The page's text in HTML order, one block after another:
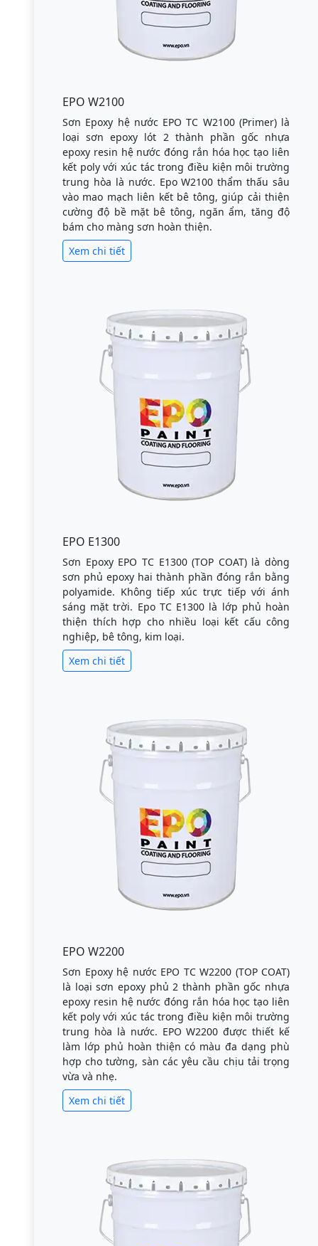
EPO W2100
Sơn Epoxy hệ nước EPO TC W2100 (Primer) là
loại sơn epoxy lót 2 thành phần gốc nhựa
epoxy resin hệ nước đóng rắn hóa học tạo liên
kết poly với xúc tác trong điều kiện môi trường
trung hòa là nước. Epo W2100 thẩm thấu sâu
vào mao mạch liên kết bê tông, giúp cải thiện
cường độ bề mặt bê tông, ngăn ẩm, tăng độ
bám cho màng sơn hoàn thiện.
Xem chi tiết
EPO E1300
Sơn Epoxy EPO TC E1300 (TOP COAT) là dòng
sơn phủ epoxy hai thành phần đóng rắn bằng
polyamide. Không tiếp xúc trực tiếp với ánh
sáng mặt trời. Epo TC E1300 là lớp phủ hoàn
thiện thích hợp cho nhiều loại kết cấu công
nghiệp, bê tông, kim loại.
Xem chi tiết
EPO W2200
Sơn Epoxy hệ nước EPO TC W2200 (TOP COAT)
là loại sơn epoxy phủ 2 thành phần gốc nhựa
epoxy resin hệ nước đóng rắn hóa học tạo liên
kết poly với xúc tác trong điều kiện môi trường
trung hòa là nước. EPO W2200 được thiết kế
làm lớp phủ hoàn thiện có màu đa dạng phù
hợp cho tường, sàn các yêu cầu chịu tải trọng
vừa và nhẹ.
Xem chi tiết